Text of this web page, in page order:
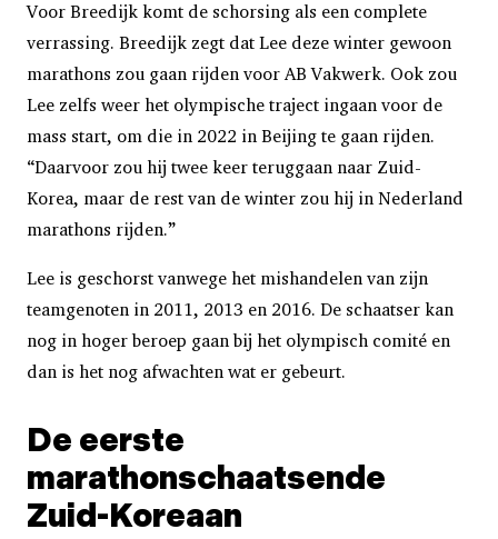
Voor Breedijk komt de schorsing als een complete
verrassing. Breedijk zegt dat Lee deze winter gewoon
marathons zou gaan rijden voor AB Vakwerk. Ook zou
Lee zelfs weer het olympische traject ingaan voor de
mass start, om die in 2022 in Beijing te gaan rijden.
“Daarvoor zou hij twee keer teruggaan naar Zuid-
Korea, maar de rest van de winter zou hij in Nederland
marathons rijden.”
Lee is geschorst vanwege het mishandelen van zijn
teamgenoten in 2011, 2013 en 2016. De schaatser kan
nog in hoger beroep gaan bij het olympisch comité en
dan is het nog afwachten wat er gebeurt.
De eerste
marathonschaatsende
Zuid-Koreaan